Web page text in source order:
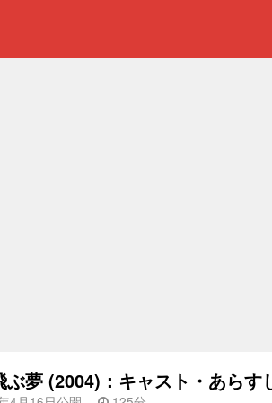
ぶ夢 (2004)：キャスト・あらす